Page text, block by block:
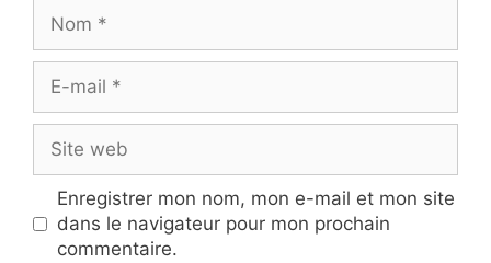
mail
web
Enregistrer mon nom, mon e-mail et mon site
dans le navigateur pour mon prochain
commentaire.